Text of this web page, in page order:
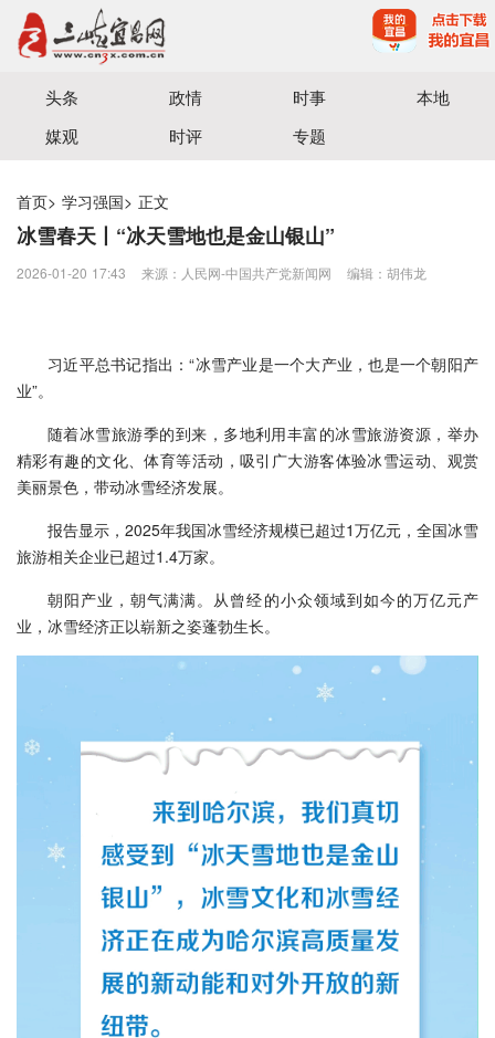
宜昌三峡融媒体中心主办
头条 政情 时事
本地
媒观
时评 专题
首页> 学习强国> 正文
冰雪春天丨“冰天雪地也是金山银山”
2026-01-20 17:43 来源：​人民网-中国共产党新闻网 编辑：胡伟龙
习近平总书记指出：“冰雪产业是一个大产业，也是一个朝阳产
业”。
随着冰雪旅游季的到来，多地利用丰富的冰雪旅游资源，举办
精彩有趣的文化、体育等活动，吸引广大游客体验冰雪运动、观赏
美丽景色，带动冰雪经济发展。
报告显示，2025年我国冰雪经济规模已超过1万亿元，全国冰雪
旅游相关企业已超过1.4万家。
朝阳产业，朝气满满。从曾经的小众领域到如今的万亿元产
业，冰雪经济正以崭新之姿蓬勃生长。